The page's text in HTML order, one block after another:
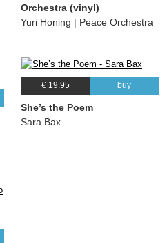
Orchestra (vinyl)
Yuri Honing | Peace Orchestra
€ 19.95 buy
She’s the Poem
Sara Bax